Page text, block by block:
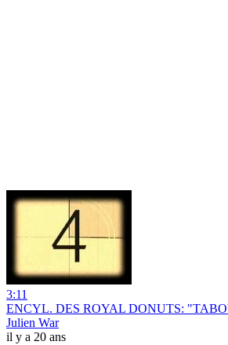
3:11
ENCYL. DES ROYAL DONUTS:
Julien War
il y a 20 ans